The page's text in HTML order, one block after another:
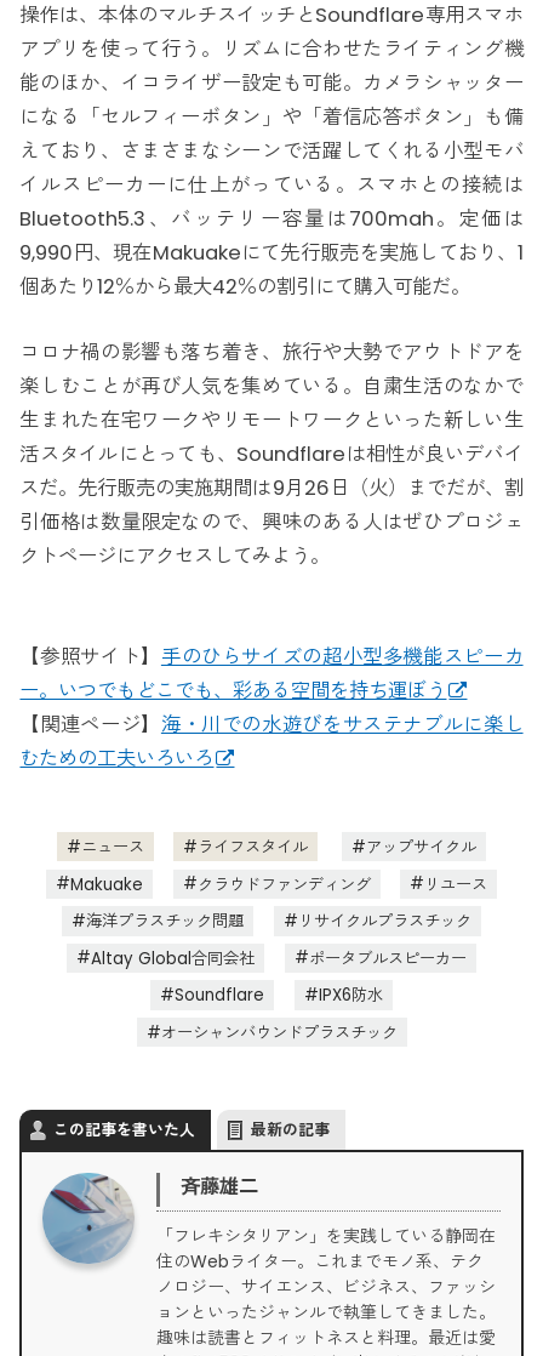
操作は、本体のマルチスイッチとSoundflare専用スマホ
アプリを使って行う。リズムに合わせたライティング機
能のほか、イコライザー設定も可能。カメラシャッター
になる「セルフィーボタン」や「着信応答ボタン」も備
えており、さまさまなシーンで活躍してくれる小型モバ
イルスピーカーに仕上がっている。スマホとの接続は
Bluetooth5.3、バッテリー容量は700mah。定価は
9,990円、現在Makuakeにて先行販売を実施しており、1
個あたり12％から最大42％の割引にて購入可能だ。
コロナ禍の影響も落ち着き、旅行や大勢でアウトドアを
楽しむことが再び人気を集めている。自粛生活のなかで
生まれた在宅ワークやリモートワークといった新しい生
活スタイルにとっても、Soundflareは相性が良いデバイ
スだ。先行販売の実施期間は9月26日（火）までだが、割
引価格は数量限定なので、興味のある人はぜひプロジェ
クトページにアクセスしてみよう。
【参照サイト】 手のひらサイズの超小型多機能スピーカ
ー。いつでもどこでも、彩ある空間を持ち運ぼう
【関連ページ】 海・川での水遊びをサステナブルに楽し
むための工夫いろいろ
ニュース ライフスタイル
アップサイクル
Makuake
クラウドファンディング
リユース
海洋プラスチック問題
リサイクルプラスチック
Altay Global合同会社
ポータブルスピーカー
Soundflare
IPX6防水
オーシャンバウンドプラスチック
この記事を書いた人 最新の記事
斉藤雄二
「フレキシタリアン」を実践している静岡在
住のWebライター。これまでモノ系、テク
ノロジー、サイエンス、ビジネス、ファッシ
ョンといったジャンルで執筆してきました。
趣味は読書とフィットネスと料理。最近は愛